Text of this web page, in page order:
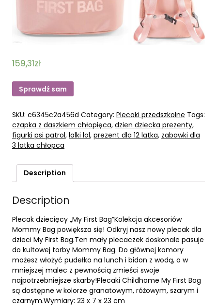
159,31zł
Sprawdź sam
SKU: c6345c2a456d Category: Plecaki przedszkolne Tags:
czapka z daszkiem chłopięca, dzien dziecka prezenty,
figurki psi patrol, lalki lol, prezent dla 12 latka, zabawki dla
3 latka chłopca
Description
Description
Plecak dziecięcy „My First Bag”Kolekcja akcesoriów
Mommy Bag powiększa się! Odkryj nasz nowy plecak dla
dzieci My First Bag.Ten mały plecaczek doskonale pasuje
do kultowej torby Mommy Bag. Do głównej komory
możesz włożyć pudełko na lunch i bidon z wodą, a w
mniejszej malec z pewnością zmieści swoje
najpotrzebniejsze skarby!Plecaki Childhome My First Bag
są dostępne w kolorze granatowym, różowym, szarym i
czarnym.Wymiary: 23 x 7 x 23 cm